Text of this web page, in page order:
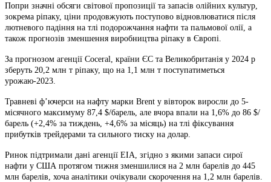
Попри значні обсяги світової пропозиції та запасів олійних культур,
зокрема ріпаку, ціни продовжують поступово відновлюватися після
лютневого падіння на тлі подорожчання нафти та пальмової олії, а
також прогнозів зменшення виробництва ріпаку в Європі.
За прогнозом агенції Coceral, країни ЄС та Великобританія у 2024 р
зберуть 20,2 млн т ріпаку, що на 1,1 млн т поступатиметься
урожаю-2023.
Травневі ф’ючерси на нафту марки Brent у вівторок виросли до 5-
місячного максимуму 87,4 $/барель, але вчора впали на 1,6% до 86 $/
барель (+2,4% за тиждень, +4,6% за місяць) на тлі фіксування
прибутків трейдерами та сильного тиску на долар.
Ринок підтримали дані агенції ЕІА, згідно з якими запаси сирої
нафти у США протягом тижня зменшилися на 2 млн барелів до 445
млн барелів, хоча аналітики очікували скорочення на 1,2 млн барелів.